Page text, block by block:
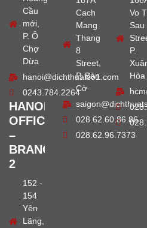
Cầu
mới,
P. Ô
Chợ
Dừa
hanoi@dichthuatso1.com
0243.784.2264
HANOI
OFFICE
–
BRANCH
2
152 -
154
Yên
Lãng,
Cach
Mang
Thang
8
Street,
P. Bàn
Cờ
028.62.60.86.86
028.62.96.7373
Vo
Sau
P.
Hòa